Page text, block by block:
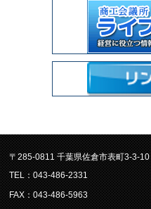
〒285-0811 千葉県佐倉市表町3-3-10
TEL：043-486-2331
FAX：043-486-5963